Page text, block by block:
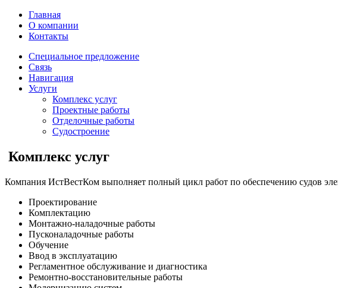
Главная
О компании
Контакты
Специальное предложение
Связь
Навигация
Услуги
Комплекс услуг
Проектные работы
Отделочные работы
Судостроение
Комплекс услуг
Компания ИстВестКом выполняет полный цикл работ по обеспечению судов
Проектирование
Комплектацию
Монтажно-наладочные работы
Пусконаладочные работы
Обучение
Ввод в эксплуатацию
Регламентное обслуживание и диагностика
Ремонтно-восстановительные работы